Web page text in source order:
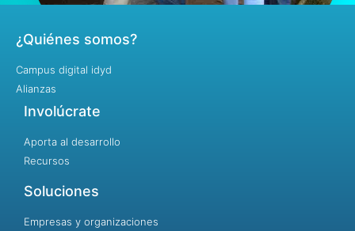
¿Quiénes somos?
Campus digital idyd
Alianzas
Involúcrate
Aporta al desarrollo
Recursos
Soluciones
Empresas y organizaciones